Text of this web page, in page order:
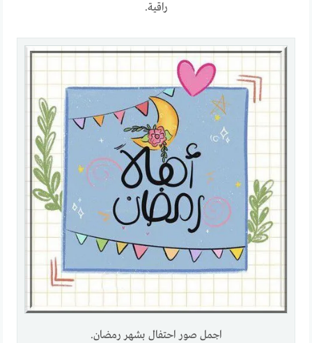
راقية.
اجمل صور احتفال بشهر رمضان.